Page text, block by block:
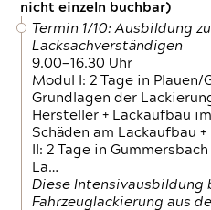
nicht einzeln buchbar)
Termin 1/10: Ausbildung
Lacksachverständigen
9.00—16.30 Uhr
Modul I: 2 Tage in
Grundlagen der
Hersteller + Lackaufbau
Schäden am Lackaufbau
II: 2 Tage in
La…
Diese Intensivausbildung
Fahrzeuglackierung aus